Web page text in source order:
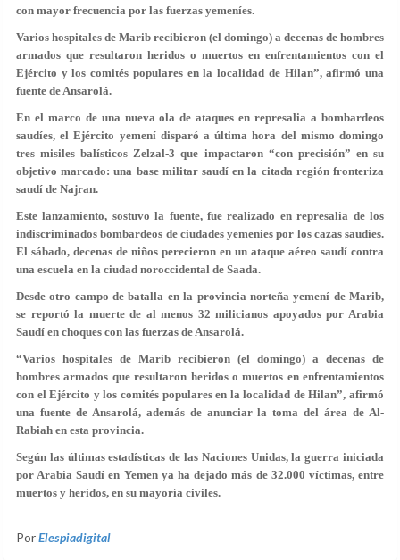
con mayor frecuencia por las fuerzas yemeníes.
Varios hospitales de Marib recibieron (el domingo) a decenas de hombres
armados que resultaron heridos o muertos en enfrentamientos con el
Ejército y los comités populares en la localidad de Hilan”, afirmó una
fuente de Ansarolá.
En el marco de una nueva ola de ataques en represalia a bombardeos
saudíes, el Ejército yemení disparó a última hora del mismo domingo
tres misiles balísticos Zelzal-3 que impactaron “con precisión” en su
objetivo marcado: una base militar saudí en la citada región fronteriza
saudí de Najran.
Este lanzamiento, sostuvo la fuente, fue realizado en represalia de los
indiscriminados bombardeos de ciudades yemeníes por los cazas saudíes.
El sábado, decenas de niños perecieron en un ataque aéreo saudí contra
una escuela en la ciudad noroccidental de Saada.
Desde otro campo de batalla en la provincia norteña yemení de Marib,
se reportó la muerte de al menos 32 milicianos apoyados por Arabia
Saudí en choques con las fuerzas de Ansarolá.
“Varios hospitales de Marib recibieron (el domingo) a decenas de
hombres armados que resultaron heridos o muertos en enfrentamientos
con el Ejército y los comités populares en la localidad de Hilan”, afirmó
una fuente de Ansarolá, además de anunciar la toma del área de Al-
Rabiah en esta provincia.
Según las últimas estadísticas de las Naciones Unidas, la guerra iniciada
por Arabia Saudí en Yemen ya ha dejado más de 32.000 víctimas, entre
muertos y heridos, en su mayoría civiles.
PorElespiadigital